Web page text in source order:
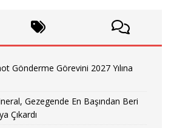
Gönderme Görevini 2027 Yılına
Gezegende En Başından Beri
Çıkardı